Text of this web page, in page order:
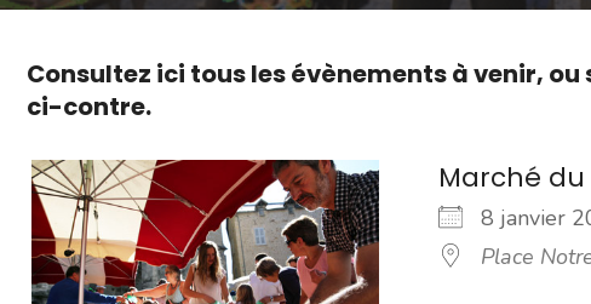
Consultez ici tous les évènements à venir, ou
ci-contre.
Marché
8 janvier
Place